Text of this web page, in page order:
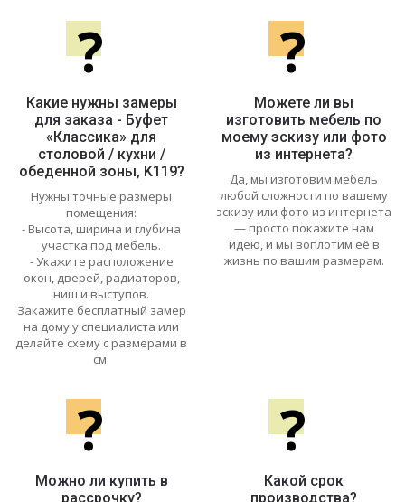
?
Какие нужны замеры
для заказа - Буфет
«Классика» для
столовой / кухни /
обеденной зоны, K119?
Нужны точные размеры
помещения:
- Высота, ширина и глубина
участка под мебель.
- Укажите расположение
окон, дверей, радиаторов,
ниш и выступов.
Закажите бесплатный замер
на дому у специалиста или
делайте схему с размерами в
см.
?
Можете ли вы
изготовить мебель по
моему эскизу или фото
из интернета?
Да, мы изготовим мебель
любой сложности по вашему
эскизу или фото из интернета
— просто покажите нам
идею, и мы воплотим её в
жизнь по вашим размерам.
?
Можно ли купить в
рассрочку?
?
Какой срок
производства?